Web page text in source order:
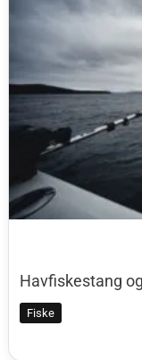
Havfiskestang
Fiske